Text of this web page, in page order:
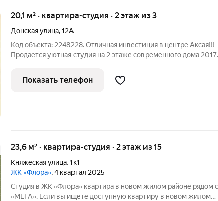
20,1 м² · квартира-студия · 2 этаж из 3
Донская улица,12А
Код объекта: 2248228. Отличная инвестиция в центре Аксая!!!
Продается уютная студия на 2 этаже современного дома 2017
пространства и света. Квартира идеально подходит для
проживания одного двух
Показать телефон
23,6 м² · квартира-студия · 2 этаж из 15
Княжеская улица,1к1
ЖК «Флора», 4 квартал 2025
Студия в ЖК «Флора» квартира в новом жилом районе рядом с ТЦ
«МЕГА». Если вы ищете доступную квартиру в новом жилом